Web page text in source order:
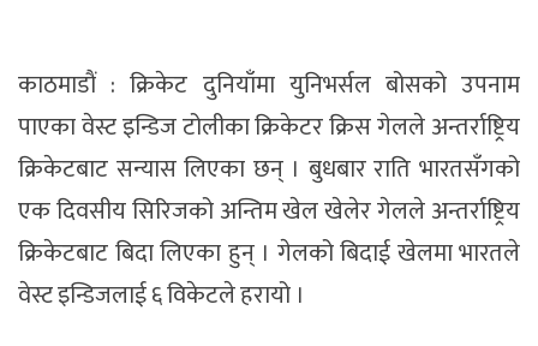
काठमाडाैं : क्रिकेट दुनियाँमा युनिभर्सल बोसको उपनाम
पाएका वेस्ट इन्डिज टोलीका क्रिकेटर क्रिस गेलले अन्तर्राष्ट्रिय
क्रिकेटबाट सन्यास लिएका छन् । बुधबार राति भारतसँगको
एक दिवसीय सिरिजको अन्तिम खेल खेलेर गेलले अन्तर्राष्ट्रिय
क्रिकेटबाट बिदा लिएका हुन् । गेलको बिदाई खेलमा भारतले
वेस्ट इन्डिजलाई ६ विकेटले हरायो ।